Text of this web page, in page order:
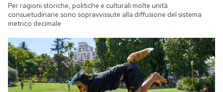
Per ragioni storiche, politiche e culturali molte unità
consuetudinarie sono sopravvissute alla diffusione del sistema
metrico decimale